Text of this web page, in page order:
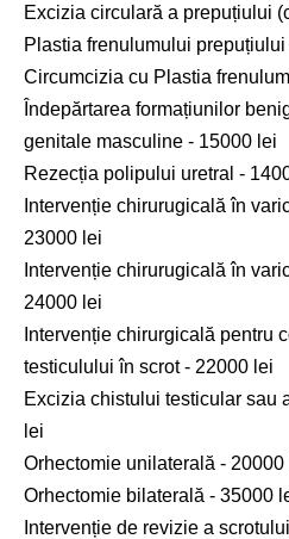
Excizia circulară a prepuțiului
Plastia frenulumului
Circumcizia cu Plastia
Îndepărtarea formațiunilor
genitale masculine - 15000 lei
Rezecția polipului uretral -
Intervenție chirurugicală în
23000 lei
Intervenție chirurugicală în
24000 lei
Intervenție chirurgicală pentru
testiculului în scrot - 22000 lei
Excizia chistului testicular sau
lei
Orhectomie unilaterală - 20000
Orhectomie bilaterală - 35000
Intervenție de revizie a